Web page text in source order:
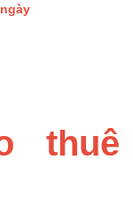
ngày
thuê